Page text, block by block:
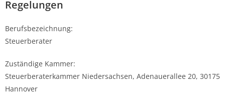
Regelungen
Berufsbezeichnung:
Steuerberater
Zuständige Kammer:
Steuerberaterkammer Niedersachsen, Adenauerallee 20, 30175
Hannover